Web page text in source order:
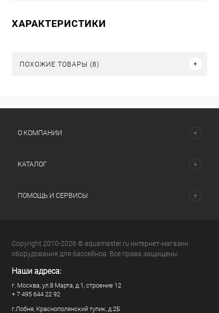
ХАРАКТЕРИСТИКИ
ПОХОЖИЕ ТОВАРЫ (8)
О КОМПАНИИ
КАТАЛОГ
ПОМОЩЬ И СЕРВИСЫ
Copyright 2010-2026 © aquamaster.ru интернет-магазин
оборудования для бассейнов. Все права защищены.
Наши адреса:
г. Москва, ул.8 Марта, д.1, строение 12
+ 7 495 644 22 92
г.Лобня, Краснополянский тупик, д.2Б